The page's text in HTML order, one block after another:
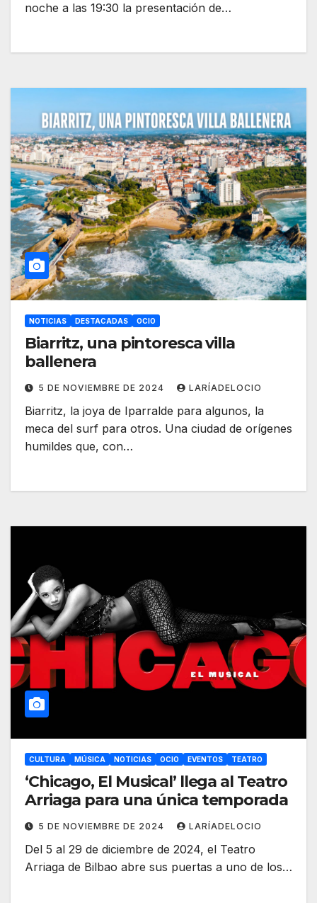
noche a las 19:30 la presentación de…
NOTICIAS DESTACADAS OCIO
Biarritz, una pintoresca villa
ballenera
5 DE NOVIEMBRE DE 2024 LARÍADELOCIO
Biarritz, la joya de Iparralde para algunos, la
meca del surf para otros. Una ciudad de orígenes
humildes que, con…
CULTURA MÚSICA NOTICIAS OCIO EVENTOS TEATRO
‘Chicago, El Musical’ llega al Teatro
Arriaga para una única temporada
5 DE NOVIEMBRE DE 2024 LARÍADELOCIO
Del 5 al 29 de diciembre de 2024, el Teatro
Arriaga de Bilbao abre sus puertas a uno de los…